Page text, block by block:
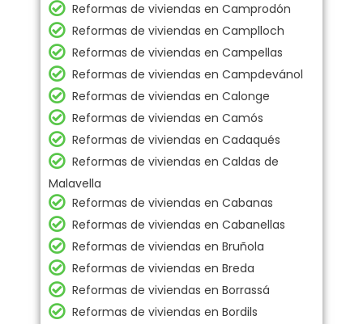
Reformas de viviendas en Camprodón
Reformas de viviendas en Camplloch
Reformas de viviendas en Campellas
Reformas de viviendas en Campdevánol
Reformas de viviendas en Calonge
Reformas de viviendas en Camós
Reformas de viviendas en Cadaqués
Reformas de viviendas en Caldas de
Malavella
Reformas de viviendas en Cabanas
Reformas de viviendas en Cabanellas
Reformas de viviendas en Bruñola
Reformas de viviendas en Breda
Reformas de viviendas en Borrassá
Reformas de viviendas en Bordils